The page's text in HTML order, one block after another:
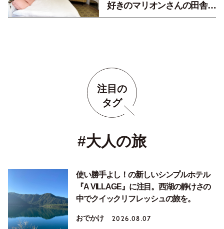
好きのマリオンさんの田舎風
なお家
注目の
タグ
#大人の旅
使い勝手よし！の新しいシンプルホテル
『A VILLAGE』に注目。西湖の静けさの
中でクイックリフレッシュの旅を。
おでかけ 2026.08.07